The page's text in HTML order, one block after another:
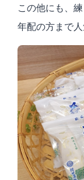
この他にも、
年配の方まで人